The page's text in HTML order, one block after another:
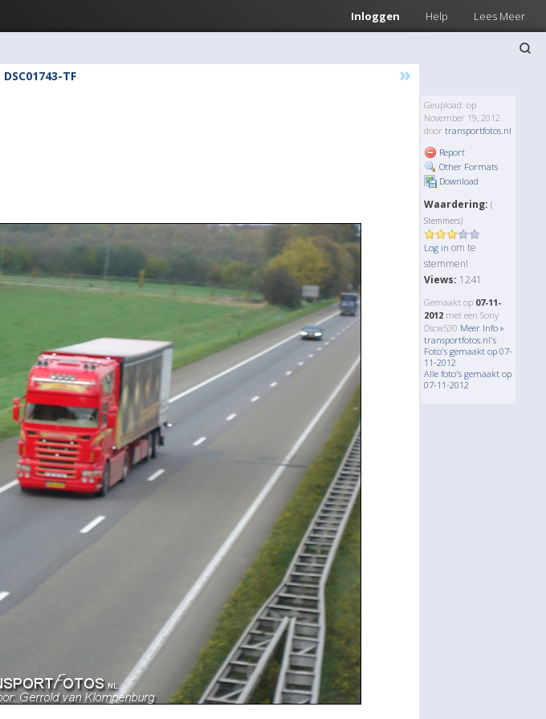
Inloggen Help Lees Meer
DSC01743-TF »
Geupload: op
November 19, 2012
door transportfotos.nl
Report
Other Formats
Download
Waardering: (
Stemmers)
Log in om te
stemmen!
Views: 1241
Gemaakt op 07-11-
2012 met een Sony
Dscw530 Meer Info »
transportfotos.nl's
Foto's gemaakt op 07-
11-2012
Alle foto's gemaakt op
07-11-2012